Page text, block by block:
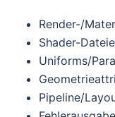
Render-/
Shader-
Uniforms/
Pipeline/